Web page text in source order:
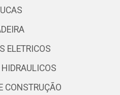
ELETRICOS
CONSTRUÇÃO